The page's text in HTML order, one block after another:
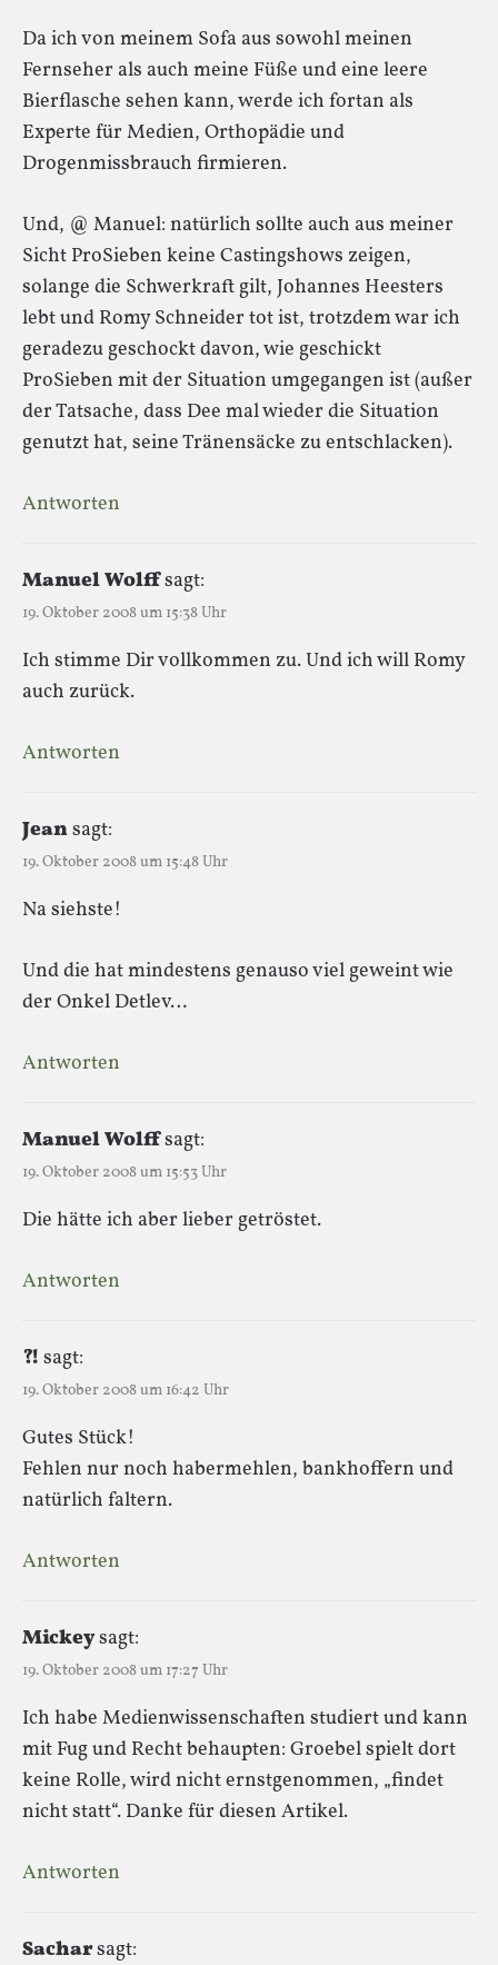
Da ich von meinem Sofa aus sowohl meinen
Fernseher als auch meine Füße und eine leere
Bierflasche sehen kann, werde ich fortan als
Experte für Medien, Orthopädie und
Drogenmissbrauch firmieren.
Und, @ Manuel: natürlich sollte auch aus meiner
Sicht ProSieben keine Castingshows zeigen,
solange die Schwerkraft gilt, Johannes Heesters
lebt und Romy Schneider tot ist, trotzdem war ich
geradezu geschockt davon, wie geschickt
ProSieben mit der Situation umgegangen ist (außer
der Tatsache, dass Dee mal wieder die Situation
genutzt hat, seine Tränensäcke zu entschlacken).
Antworten
Manuel Wolffsagt:
19. Oktober 2008 um 15:38 Uhr
Ich stimme Dir vollkommen zu. Und ich will Romy
auch zurück.
Antworten
Jeansagt:
19. Oktober 2008 um 15:48 Uhr
Na siehste!
Und die hat mindestens genauso viel geweint wie
der Onkel Detlev…
Antworten
Manuel Wolffsagt:
19. Oktober 2008 um 15:53 Uhr
Die hätte ich aber lieber getröstet.
Antworten
?! sagt:
19. Oktober 2008 um 16:42 Uhr
Gutes Stück!
Fehlen nur noch habermehlen, bankhoffern und
natürlich faltern.
Antworten
Mickeysagt:
19. Oktober 2008 um 17:27 Uhr
Ich habe Medienwissenschaften studiert und kann
mit Fug und Recht behaupten: Groebel spielt dort
keine Rolle, wird nicht ernstgenommen, „findet
nicht statt“. Danke für diesen Artikel.
Antworten
Sacharsagt: